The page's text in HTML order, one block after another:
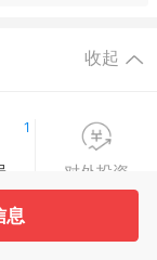
收起
1
对外投资
息